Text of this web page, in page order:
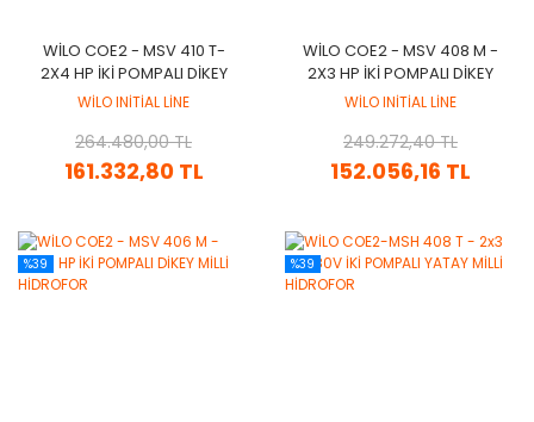
WİLO COE2 - MSV 410 T-
2X4 HP İKİ POMPALI DİKEY
MİLLİ HİDROFOR
WİLO INİTİAL LİNE
161.332,80 TL
264.480,00 TL
WİLO COE2 - MSV 408 M -
2X3 HP İKİ POMPALI DİKEY
MİLLİ HİDROFOR
WİLO INİTİAL LİNE
152.056,16 TL
249.272,40 TL
%39 %39